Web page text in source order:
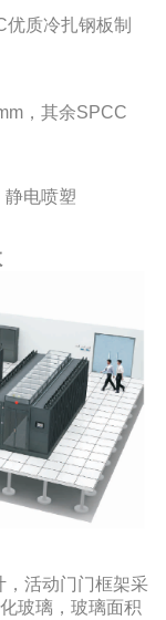
质冷扎钢板制
，其余SPCC
静电喷塑
，活动门门框架采
玻璃，玻璃面积